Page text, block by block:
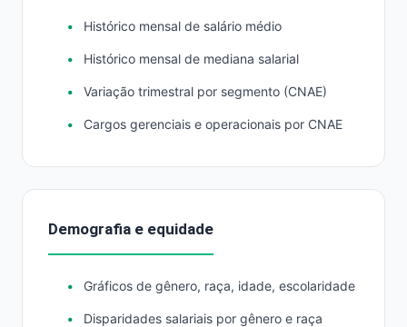
Histórico mensal de salário médio
Histórico mensal de mediana salarial
Variação trimestral por segmento (CNAE)
Cargos gerenciais e operacionais por CNAE
Demografia e equidade
Gráficos de gênero, raça, idade, escolaridade
Disparidades salariais por gênero e raça